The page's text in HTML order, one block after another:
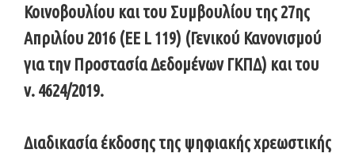
Κοινοβουλίου και του Συμβουλίου της 27ης
Απριλίου 2016 (ΕΕ L 119) (Γενικού Κανονισμού
για την Προστασία Δεδομένων ΓΚΠΔ) και του
ν. 4624/2019.
Διαδικασία έκδοσης της ψηφιακής χρεωστικής